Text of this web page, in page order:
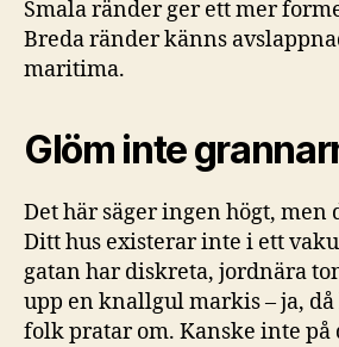
Smala ränder ger ett mer
Breda ränder känns
maritima.
Glöm inte
Det här säger ingen högt, men
Ditt hus existerar inte i ett
gatan har diskreta, jordnära
upp en knallgul markis – ja,
folk pratar om. Kanske inte på